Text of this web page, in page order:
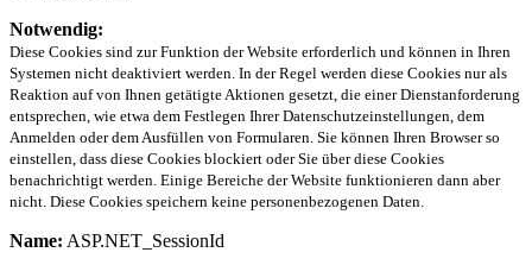
Notwendig:
Diese Cookies sind zur Funktion der Website erforderlich und können in Ihren
Systemen nicht deaktiviert werden. In der Regel werden diese Cookies nur als
Reaktion auf von Ihnen getätigte Aktionen gesetzt, die einer Dienstanforderung
entsprechen, wie etwa dem Festlegen Ihrer Datenschutzeinstellungen, dem
Anmelden oder dem Ausfüllen von Formularen. Sie können Ihren Browser so
einstellen, dass diese Cookies blockiert oder Sie über diese Cookies
benachrichtigt werden. Einige Bereiche der Website funktionieren dann aber
nicht. Diese Cookies speichern keine personenbezogenen Daten.
Name: ASP.NET_SessionId